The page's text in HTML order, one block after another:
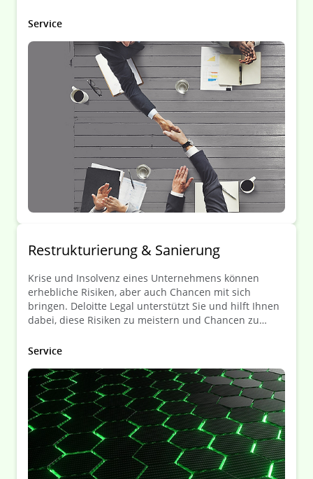
können.
Service
Restrukturierung & Sanierung
Krise und Insolvenz eines Unternehmens können
erhebliche Risiken, aber auch Chancen mit sich
bringen. Deloitte Legal unterstützt Sie und hilft Ihnen
dabei, diese Risiken zu meistern und Chancen zu
Service